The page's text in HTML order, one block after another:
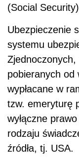
(Social
Ubezpieczenie
systemu
Zjednoczonych,
pobieranych od
wypłacane w
tzw. emeryturę
wyłączne
rodzaju
źródła, tj. USA.